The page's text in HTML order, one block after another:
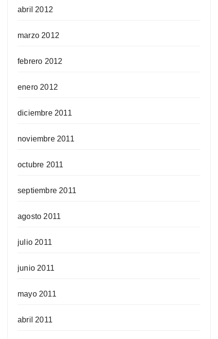
abril 2012
marzo 2012
febrero 2012
enero 2012
diciembre 2011
noviembre 2011
octubre 2011
septiembre 2011
agosto 2011
julio 2011
junio 2011
mayo 2011
abril 2011